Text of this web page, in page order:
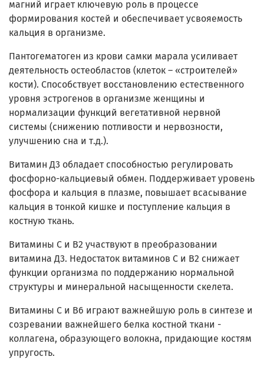
магний играет ключевую роль в процессе
формирования костей и обеспечивает усвояемость
кальция в организме.
Пантогематоген из крови самки марала усиливает
деятельность остеобластов (клеток – «строителей»
кости). Способствует восстановлению естественного
уровня эстрогенов в организме женщины и
нормализации функций вегетативной нервной
системы (снижению потливости и нервозности,
улучшению сна и т.д.).
Витамин Д3 обладает способностью регулировать
фосфорно-кальциевый обмен. Поддерживает уровень
фосфора и кальция в плазме, повышает всасывание
кальция в тонкой кишке и поступление кальция в
костную ткань.
Витамины С и В2 участвуют в преобразовании
витамина Д3. Недостаток витаминов С и В2 снижает
функции организма по поддержанию нормальной
структуры и минеральной насыщенности скелета.
Витамины С и В6 играют важнейшую роль в синтезе и
созревании важнейшего белка костной ткани -
коллагена, образующего волокна, придающие костям
упругость.